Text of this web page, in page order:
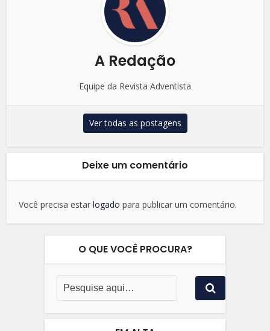
A Redação
Equipe da Revista Adventista
Ver todas as postagens
Deixe um comentário
Você precisa estarlogado para publicar um comentário.
O QUE VOCÊ PROCURA?